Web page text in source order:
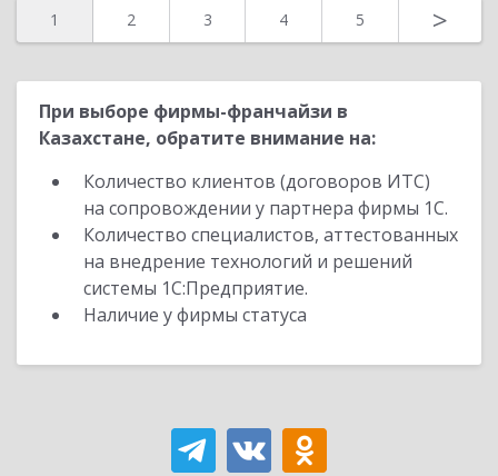
1 2 3 4 5 >
При выборе фирмы-франчайзи в
Казахстане, обратите внимание на:
Количество клиентов (договоров ИТС)
на сопровождении у партнера фирмы 1С.
Количество специалистов, аттестованных
на внедрение технологий и решений
системы 1С:Предприятие.
Наличие у фирмы статуса